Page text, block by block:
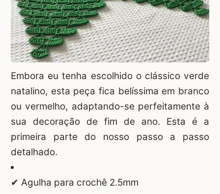
Embora eu tenha escolhido o clássico verde
natalino, esta peça fica belíssima em branco
ou vermelho, adaptando-se perfeitamente à
sua decoração de fim de ano. Esta é a
primeira parte do nosso passo a passo
detalhado.
✔ Agulha para crochê 2.5mm